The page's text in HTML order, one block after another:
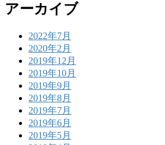
アーカイブ
2022年7月
2020年2月
2019年12月
2019年10月
2019年9月
2019年8月
2019年7月
2019年6月
2019年5月